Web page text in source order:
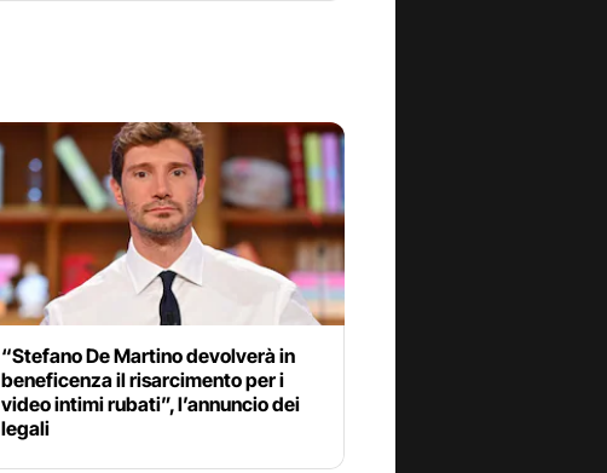
“Stefano De Martino devolverà in
beneficenza il risarcimento per i
video intimi rubati”, l’annuncio dei
legali